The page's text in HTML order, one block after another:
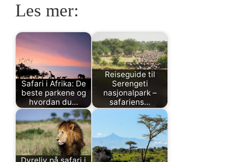
Les mer:
Safari i Afrika: De
beste parkene og
hvordan du…
Reiseguide til
Serengeti
nasjonalpark –
safariens…